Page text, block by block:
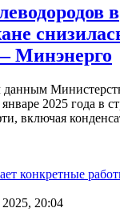
в
Минэнерго
2025 года в
включая
20:04